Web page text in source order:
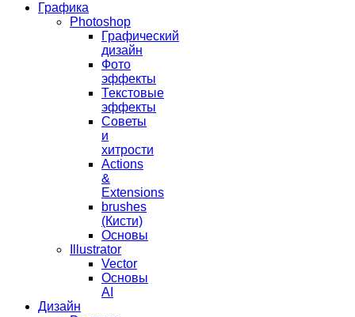
Графика
Photoshop
Графический
дизайн
Фото
эффекты
Текстовые
эффекты
Советы
и
хитрости
Actions
&
Extensions
brushes
(Кисти)
Основы
Illustrator
Vector
Основы
AI
Дизайн